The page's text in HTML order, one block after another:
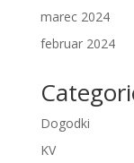
marec 2024
februar 2024
Dogodki
KV